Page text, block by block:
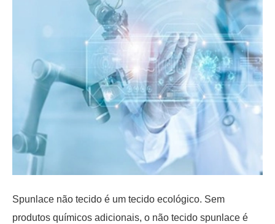
Spunlace não tecido é um tecido ecológico. Sem
produtos químicos adicionais, o não tecido spunlace é